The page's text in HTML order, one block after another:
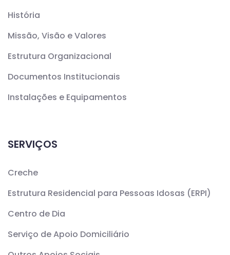
História
Missão, Visão e Valores
Estrutura Organizacional
Documentos Institucionais
Instalações e Equipamentos
SERVIÇOS
Creche
Estrutura Residencial para Pessoas Idosas (ERPI)
Centro de Dia
Serviço de Apoio Domiciliário